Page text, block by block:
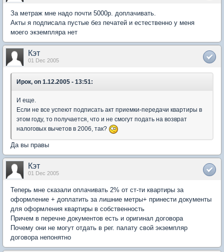
За метраж мне надо почти 5000р. доплачивать.
Акты я подписала пустые без печатей и естественно у меня
моего экземпляра нет
Кэт
01 Dec 2005
Ирок, on 1.12.2005 - 13:51:
И еще.
Если не все успеют подписать акт приемки-передачи квартиры в
этом году, то получается, что и не смогут подать на возврат
налоговых вычетов в 2006, так?
Да вы правы
Кэт
01 Dec 2005
Теперь мне сказали оплачивать 2% от ст-ти квартиры за
оформление + доплатить за лишние метры+ принести документы
для оформления квартиры в собственность
Причем в перечне документов есть и оригинал договора
Почему они не могут отдать в рег. палату свой экземпляр
договора непонятно